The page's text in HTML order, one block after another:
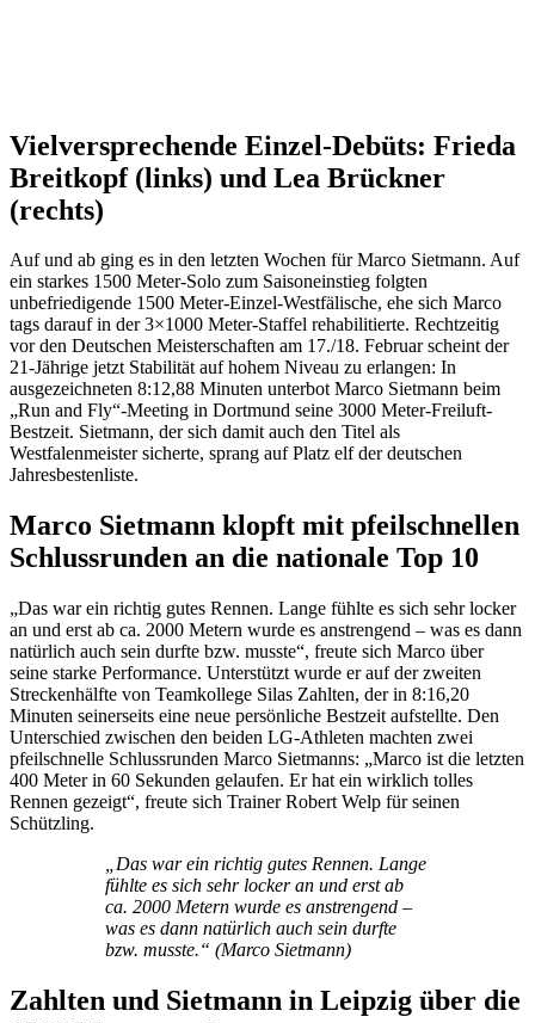
Vielversprechende Einzel-Debüts: Frieda
Breitkopf (links) und Lea Brückner
(rechts)
Auf und ab ging es in den letzten Wochen für Marco Sietmann. Auf
ein starkes 1500 Meter-Solo zum Saisoneinstieg folgten
unbefriedigende 1500 Meter-Einzel-Westfälische, ehe sich Marco
tags darauf in der 3×1000 Meter-Staffel rehabilitierte. Rechtzeitig
vor den Deutschen Meisterschaften am 17./18. Februar scheint der
21-Jährige jetzt Stabilität auf hohem Niveau zu erlangen: In
ausgezeichneten 8:12,88 Minuten unterbot Marco Sietmann beim
„Run and Fly“-Meeting in Dortmund seine 3000 Meter-Freiluft-
Bestzeit. Sietmann, der sich damit auch den Titel als
Westfalenmeister sicherte, sprang auf Platz elf der deutschen
Jahresbestenliste.
Marco Sietmann klopft mit pfeilschnellen
Schlussrunden an die nationale Top 10
„Das war ein richtig gutes Rennen. Lange fühlte es sich sehr locker
an und erst ab ca. 2000 Metern wurde es anstrengend – was es dann
natürlich auch sein durfte bzw. musste“, freute sich Marco über
seine starke Performance. Unterstützt wurde er auf der zweiten
Streckenhälfte von Teamkollege Silas Zahlten, der in 8:16,20
Minuten seinerseits eine neue persönliche Bestzeit aufstellte. Den
Unterschied zwischen den beiden LG-Athleten machten zwei
pfeilschnelle Schlussrunden Marco Sietmanns: „Marco ist die letzten
400 Meter in 60 Sekunden gelaufen. Er hat ein wirklich tolles
Rennen gezeigt“, freute sich Trainer Robert Welp für seinen
Schützling.
„Das war ein richtig gutes Rennen. Lange
fühlte es sich sehr locker an und erst ab
ca. 2000 Metern wurde es anstrengend –
was es dann natürlich auch sein durfte
bzw. musste.“ (Marco Sietmann)
Zahlten und Sietmann in Leipzig über die